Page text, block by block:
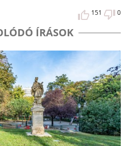
151 0
ÍRÁSOK